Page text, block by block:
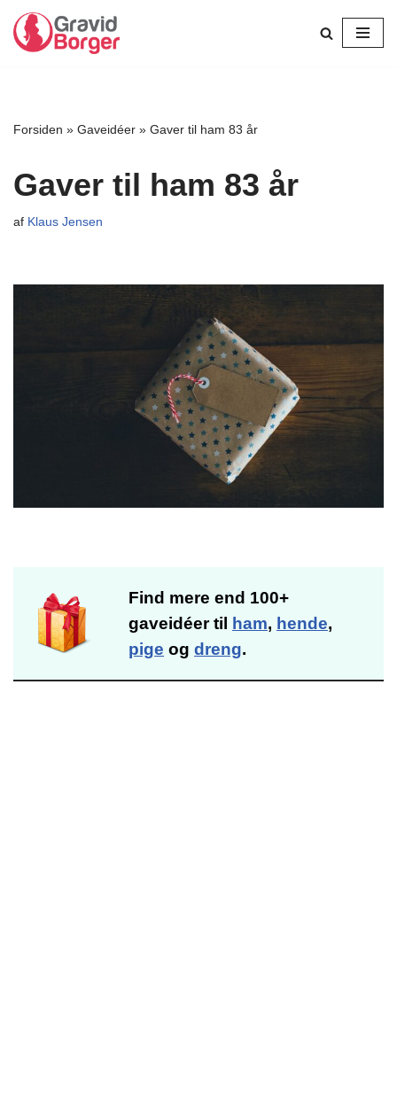
Spring
Forsiden » Gaveidéer » Gaver til ham 83 år
Gaver til ham 83 år
af Klaus Jensen
Find mere end 100+
gaveidéer til
ham, hende,
pige og dreng.